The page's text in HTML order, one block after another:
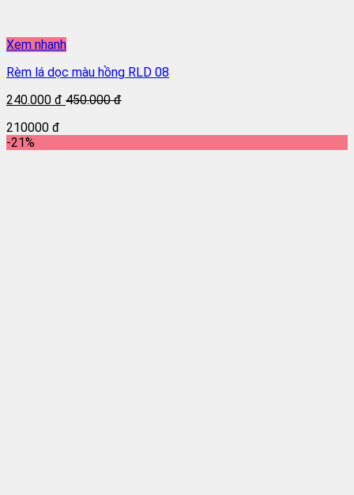
Xem nhanh
Rèm lá dọc màu hồng RLD 08
240.000 đ 450.000 đ
210000 đ
-21%